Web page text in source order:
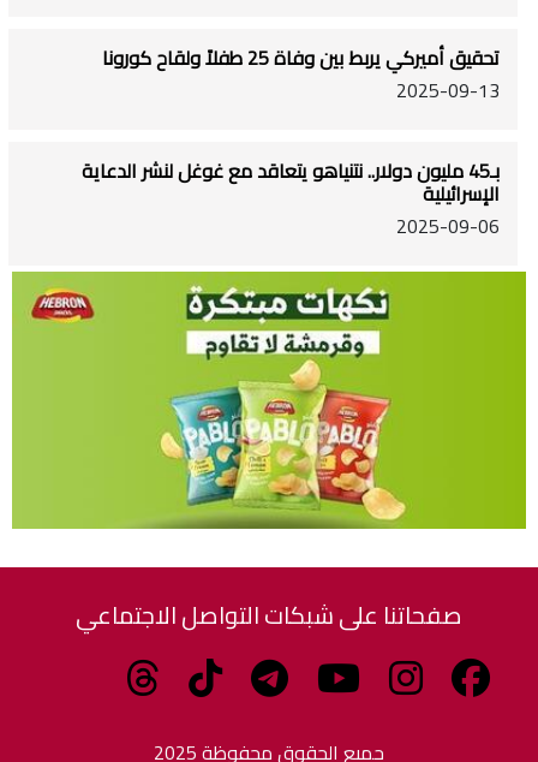
تحقيق أميركي يربط بين وفاة 25 طفلاً ولقاح كورونا
2025-09-13
بـ45 مليون دولار.. نتنياهو يتعاقد مع غوغل لنشر الدعاية
الإسرائيلية
2025-09-06
صفحاتنا على شبكات التواصل الاجتماعي
جميع الحقوق محفوظة 2025